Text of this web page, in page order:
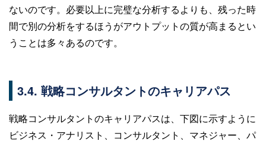
ないのです。必要以上に完璧な分析するよりも、残った時
間で別の分析をするほうがアウトプットの質が高まるとい
うことは多々あるのです。
3.4. 戦略コンサルタントのキャリアパス
戦略コンサルタントのキャリアパスは、下図に示すように
ビジネス・アナリスト、コンサルタント、マネジャー、パ